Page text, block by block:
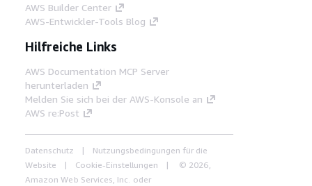
AWS Builder Center
AWS-Entwickler-Tools Blog
Hilfreiche Links
AWS Documentation MCP Server
herunterladen
Melden Sie sich bei der AWS-Konsole an
AWS re:Post
Datenschutz
Nutzungsbedingungen für die
Website
Cookie-Einstellungen
© 2026,
Amazon Web Services, Inc. oder